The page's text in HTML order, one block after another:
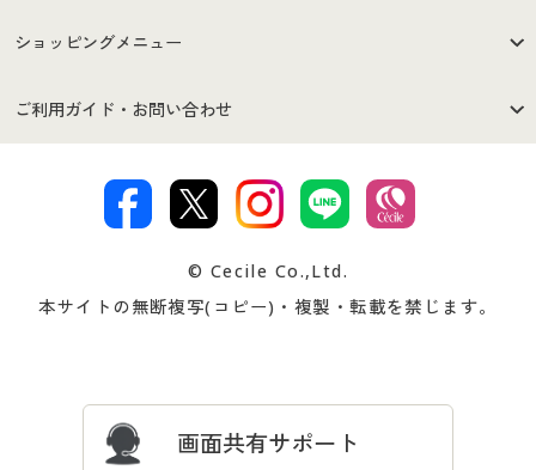
はじめての方へ
セシールご利用規約
著作権・商標について 会社案内
ショッピングメニュー
商品カテゴリ
プレゼント＆キャンペーン サイトマップ
ご利用ガイド・お問い合わせ
交換・返品は お支払は
ついて
忘れの場合
© Cecile Co.,Ltd.
本サイトの無断複写(コピー)・複製・転載を禁じます。
画面共有サポート